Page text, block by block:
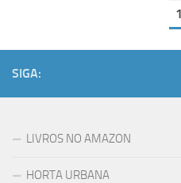
1
SIGA:
LIVROS NO AMAZON
HORTA URBANA